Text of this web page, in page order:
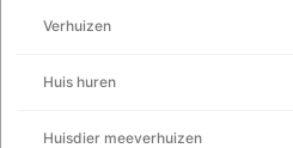
Verhuizen
Huis huren
Huisdier meeverhuizen